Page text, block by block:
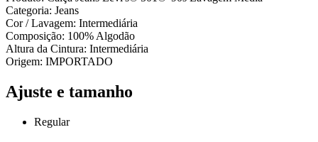
Categoria: Jeans
Cor / Lavagem: Intermediária
Composição: 100% Algodão
Altura da Cintura: Intermediária
Origem: IMPORTADO
Ajuste e tamanho
Regular